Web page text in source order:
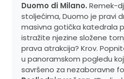
Duomo di Milano. Remek-
stoljećima, Duomo je pravi
masivna gotička katedrala
istražite njezine složene
prava atrakcija? Krov.
u panoramskom pogledu
savršeno za nezaboravne